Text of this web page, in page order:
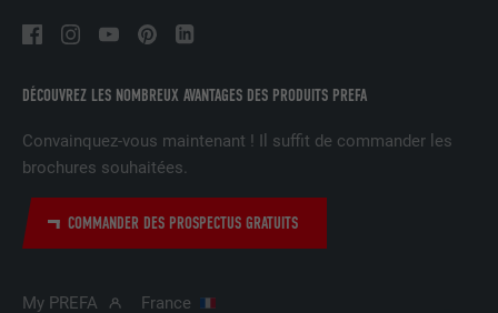
DÉCOUVREZ LES NOMBREUX AVANTAGES DES PRODUITS PREFA
Convainquez-vous maintenant ! Il suffit de commander les
brochures souhaitées.
COMMANDER DES PROSPECTUS GRATUITS
My PREFA France
UTILITÉ
plusieurs sites Internet afin d'afficher de
NOM
Utilisé par le service de réseau social